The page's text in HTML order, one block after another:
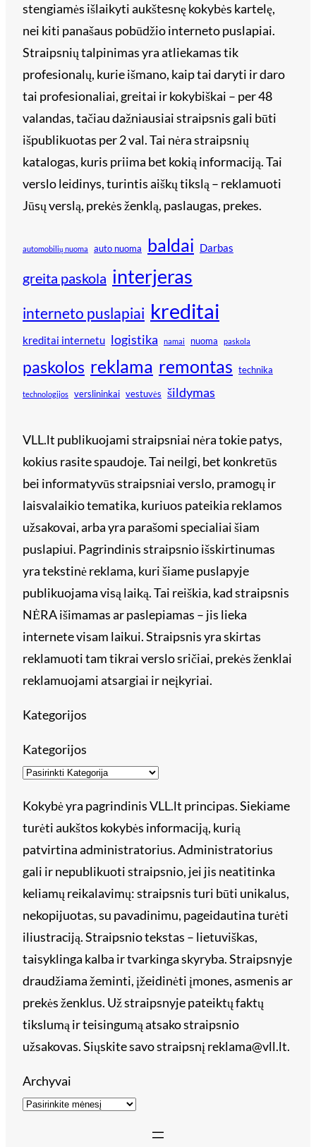
stengiamės išlaikyti aukštesnę kokybės kartelę,
nei kiti panašaus pobūdžio interneto puslapiai.
Straipsnių talpinimas yra atliekamas tik
profesionalų, kurie išmano, kaip tai daryti ir daro
tai profesionaliai, greitai ir kokybiškai – per 48
valandas, tačiau dažniausiai straipsnis gali būti
išpublikuotas per 2 val. Tai nėra straipsnių
katalogas, kuris priima bet kokią informaciją. Tai
verslo leidinys, turintis aiškų tikslą – reklamuoti
Jūsų verslą, prekės ženklą, paslaugas, prekes.
automobilių nuoma auto nuoma baldai Darbas
greita paskola interjeras
interneto puslapiai kreditai
kreditai internetu logistika namai nuoma paskola
paskolos reklama remontas technika
technologijos verslininkai vestuvės šildymas
VLL.lt publikuojami straipsniai nėra tokie patys,
kokius rasite spaudoje. Tai neilgi, bet konkretūs
bei informatyvūs straipsniai verslo, pramogų ir
laisvalaikio tematika, kuriuos pateikia reklamos
užsakovai, arba yra parašomi specialiai šiam
puslapiui. Pagrindinis straipsnio išskirtinumas
yra tekstinė reklama, kuri šiame puslapyje
publikuojama visą laiką. Tai reiškia, kad straipsnis
NĖRA išimamas ar paslepiamas – jis lieka
internete visam laikui. Straipsnis yra skirtas
reklamuoti tam tikrai verslo sričiai, prekės ženklai
reklamuojami atsargiai ir neįkyriai.
Kategorijos
Kategorijos
Kokybė yra pagrindinis VLL.lt principas. Siekiame
turėti aukštos kokybės informaciją, kurią
patvirtina administratorius. Administratorius
gali ir nepublikuoti straipsnio, jei jis neatitinka
keliamų reikalavimų: straipsnis turi būti unikalus,
nekopijuotas, su pavadinimu, pageidautina turėti
iliustraciją. Straipsnio tekstas – lietuviškas,
taisyklinga kalba ir tvarkinga skyryba. Straipsnyje
draudžiama žeminti, įžeidinėti įmones, asmenis ar
prekės ženklus. Už straipsnyje pateiktų faktų
tikslumą ir teisingumą atsako straipsnio
užsakovas. Siųskite savo straipsnį reklama@vll.lt.
Archyvai